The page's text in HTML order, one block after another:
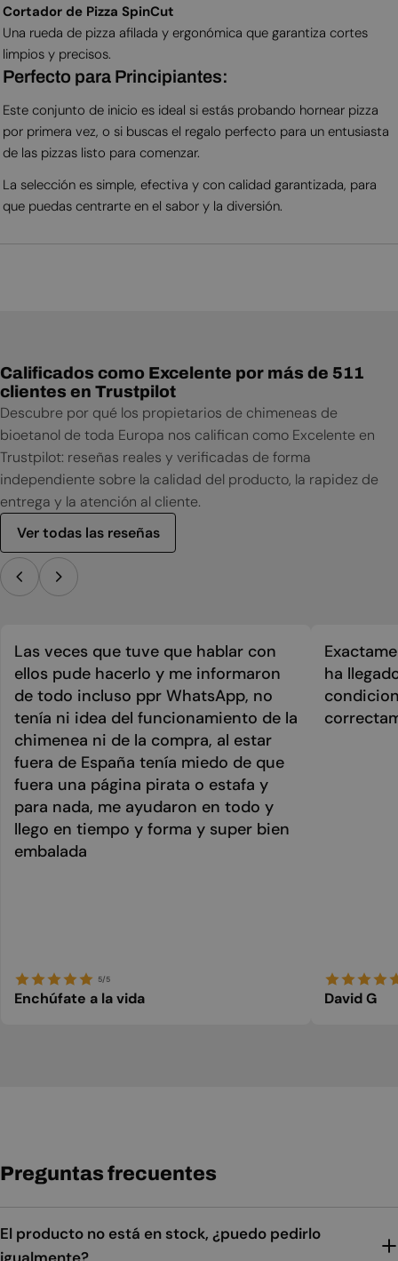
Cortador de Pizza SpinCut
Una rueda de pizza afilada y ergonómica que garantiza cortes
limpios y precisos.
Perfecto para Principiantes:
Este conjunto de inicio es ideal si estás probando hornear pizza
por primera vez, o si buscas el regalo perfecto para un entusiasta
de las pizzas listo para comenzar.
La selección es simple, efectiva y con calidad garantizada, para
que puedas centrarte en el sabor y la diversión.
Calificados como Excelente por más de 511
clientes en Trustpilot
Descubre por qué los propietarios de chimeneas de
bioetanol de toda Europa nos califican como Excelente en
Trustpilot: reseñas reales y verificadas de forma
independiente sobre la calidad del producto, la rapidez de
entrega y la atención al cliente.
Ver todas las reseñas
Las veces que tuve que hablar con
ellos pude hacerlo y me informaron
de todo incluso ppr WhatsApp, no
tenía ni idea del funcionamiento de la
chimenea ni de la compra, al estar
fuera de España tenía miedo de que
fuera una página pirata o estafa y
para nada, me ayudaron en todo y
llego en tiempo y forma y super bien
embalada
5/5
Enchúfate a la vida
ha
David G
Preguntas frecuentes
El producto no está en stock, ¿puedo pedirlo